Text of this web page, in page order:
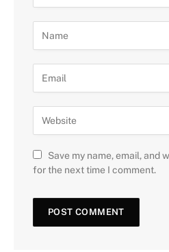
Save my name, email, and
for the next time I comment.